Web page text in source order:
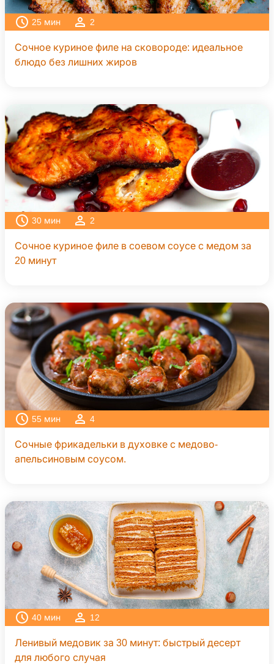
25 мин 2
Сочное куриное филе на сковороде: идеальное
блюдо без лишних жиров
30 мин 2
Сочное куриное филе в соевом соусе с медом за
20 минут
55 мин 4
Сочные фрикадельки в духовке с медово-
апельсиновым соусом.
40 мин 12
Ленивый медовик за 30 минут: быстрый десерт
для любого случая